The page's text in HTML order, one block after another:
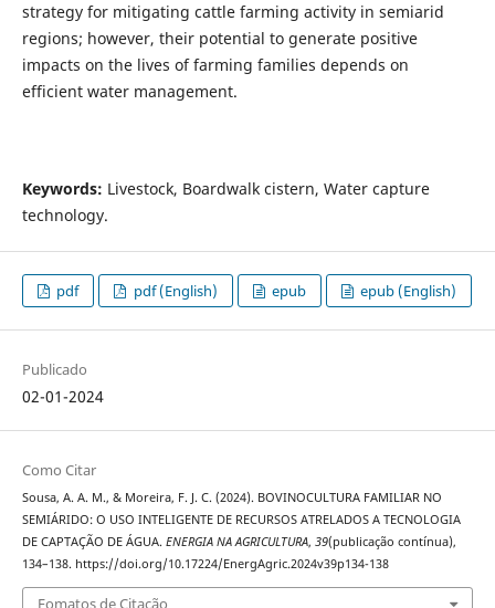
strategy for mitigating cattle farming activity in semiarid
regions; however, their potential to generate positive
impacts on the lives of farming families depends on
efficient water management.
Keywords: Livestock, Boardwalk cistern, Water capture
technology.
pdf pdf (English) epub epub (English)
Publicado
02-01-2024
Como Citar
Sousa, A. A. M., & Moreira, F. J. C. (2024). BOVINOCULTURA FAMILIAR NO
SEMIÁRIDO: O USO INTELIGENTE DE RECURSOS ATRELADOS A TECNOLOGIA
DE CAPTAÇÃO DE ÁGUA. ENERGIA NA AGRICULTURA, 39(publicação contínua),
134–138. https://doi.org/10.17224/EnergAgric.2024v39p134-138
Fomatos de Citação